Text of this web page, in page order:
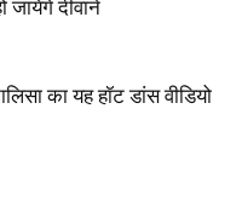
जायेंगे दीवाने
का यह हॉट डांस वीडियो